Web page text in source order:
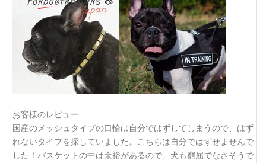
お客様のレビュー
国産のメッシュタイプの口輪は自分ではずしてしまうので、はず
れないタイプを探していました。こちらは自分ではずせませんで
した！バスケットの中は余裕があるので、犬も窮屈でなさそうで